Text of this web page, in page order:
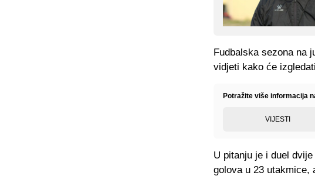
Fudbalska sezona na
vidjeti kako će
Potražite više informacija
VIJESTI
U pitanju je i duel
golova u 23 utakmice,